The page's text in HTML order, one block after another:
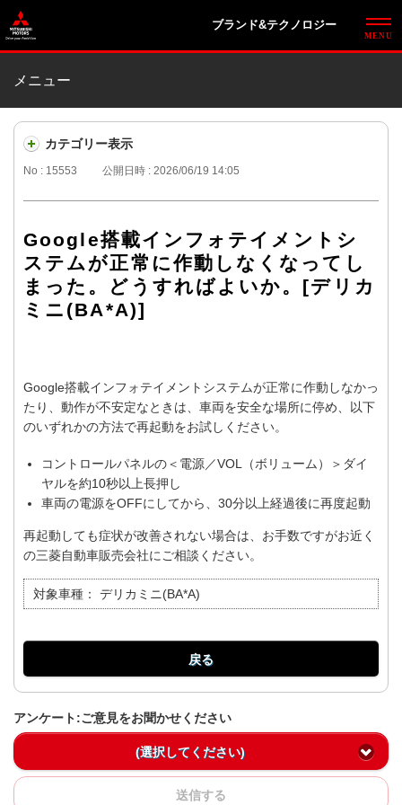
ブランド&テクノロジー
メニュー
カテゴリー表示
No : 15553 公開日時 : 2026/06/19 14:05
Google搭載インフォテイメントシ
ステムが正常に作動しなくなってし
まった。どうすればよいか。[デリカ
ミニ(BA*A)]
Google搭載インフォテイメントシステムが正常に作動しなかっ
たり、動作が不安定なときは、車両を安全な場所に停め、以下
のいずれかの方法で再起動をお試しください。
コントロールパネルの＜電源／VOL（ボリューム）＞ダイ
ヤルを約10秒以上長押し
車両の電源をOFFにしてから、30分以上経過後に再度起動
再起動しても症状が改善されない場合は、お手数ですがお近く
の三菱自動車販売会社にご相談ください。
対象車種： デリカミニ(BA*A)
戻る
アンケート:ご意見をお聞かせください
(選択してください)
送信する